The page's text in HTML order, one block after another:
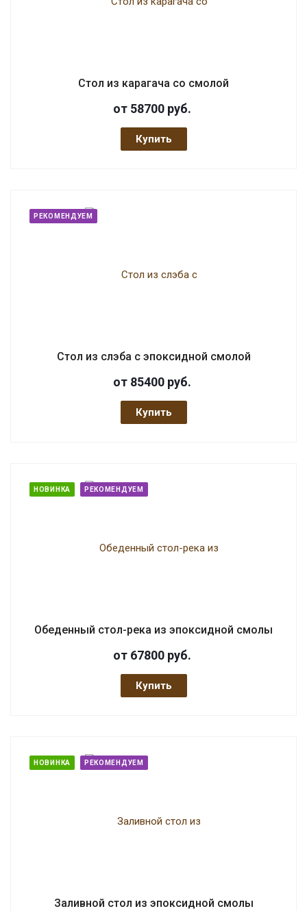
Стол из карагача со смолой
от 58700 руб.
Купить
РЕКОМЕНДУЕМ
Стол из слэба с эпоксидной смолой
от 85400 руб.
Купить
НОВИНКА РЕКОМЕНДУЕМ
Обеденный стол-река из эпоксидной смолы
от 67800 руб.
Купить
НОВИНКА РЕКОМЕНДУЕМ
Заливной стол из эпоксидной смолы